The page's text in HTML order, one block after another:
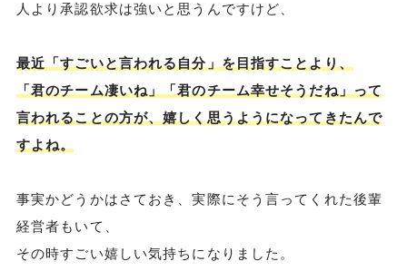
人より承認欲求は強いと思うんですけど、
最近「すごいと言われる自分」を目指すことより、
「君のチーム凄いね」「君のチーム幸せそうだね」って
言われることの方が、嬉しく思うようになってきたんで
すよね。
事実かどうかはさておき、実際にそう言ってくれた後輩
経営者もいて、
その時すごい嬉しい気持ちになりました。